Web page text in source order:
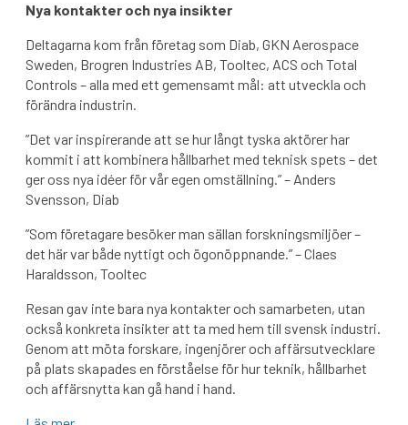
Nya kontakter och nya insikter
Deltagarna kom från företag som Diab, GKN Aerospace
Sweden, Brogren Industries AB, Tooltec, ACS och Total
Controls – alla med ett gemensamt mål: att utveckla och
förändra industrin.
”Det var inspirerande att se hur långt tyska aktörer har
kommit i att kombinera hållbarhet med teknisk spets – det
ger oss nya idéer för vår egen omställning.” – Anders
Svensson, Diab
”Som företagare besöker man sällan forskningsmiljöer –
det här var både nyttigt och ögonöppnande.” – Claes
Haraldsson, Tooltec
Resan gav inte bara nya kontakter och samarbeten, utan
också konkreta insikter att ta med hem till svensk industri.
Genom att möta forskare, ingenjörer och affärsutvecklare
på plats skapades en förståelse för hur teknik, hållbarhet
och affärsnytta kan gå hand i hand.